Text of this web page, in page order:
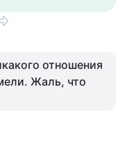
отношения
Жаль, что